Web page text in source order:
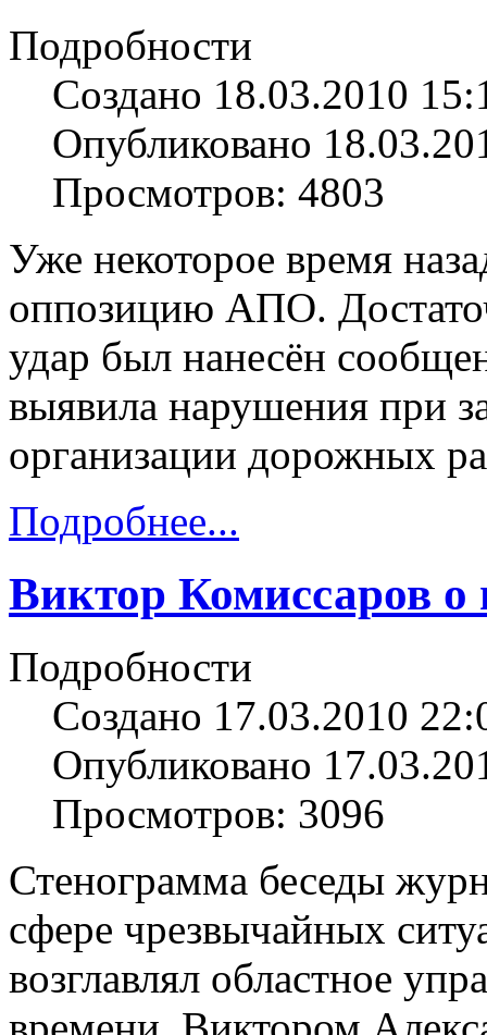
Подробности
Создано 18.03.2010
Опубликовано
Просмотров: 4803
Уже некоторое время
оппозицию АПО.
удар был нанесён
выявила нарушения при
организации дорожных
Подробнее...
Виктор Комиссаров о
Подробности
Создано 17.03.2010
Опубликовано
Просмотров: 3096
Стенограмма беседы
сфере чрезвычайных
возглавлял областное